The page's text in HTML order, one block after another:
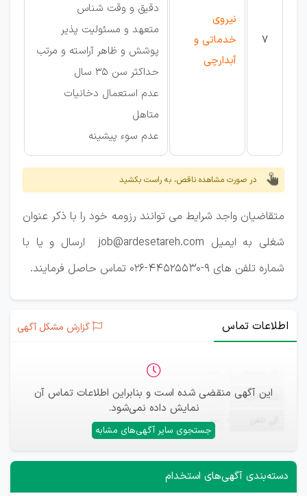
7
نیروی
خدماتی و
آبدارچی
دقیق و وقت شناس
متعهد و مسئولیت پذیر
پوشش و ظاهر آراسته و مرتب
حداکثر سن 35 سال
عدم استعمال دخانیات
متاهل
عدم سوء پیشینه
در صورت مشاهده ناقص، به راست بکشید
متقاضیان واجد شرایط می توانند رزومه خود را با ذکر عنوان
شغلی به ایمیل job@ardesetareh.com ارسال و یا با
شماره تلفن های 9-44525530-026 تماس حاصل فرمایند.
اطلاعات تماس گزارش مشکل آگهی
این آگهی منقضی شده است و بنابراین اطلاعات تماس آن
نمایش داده نمی‌شود.
جستجوی سایر آگهی‌های مشابه
ایمیل —
—
دسته‌بندی آگهی‌های استخدام